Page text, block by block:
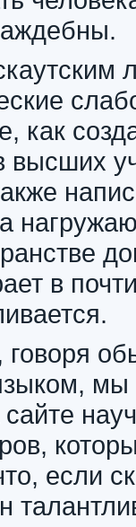
как
высших
в
говоря
сайте
если